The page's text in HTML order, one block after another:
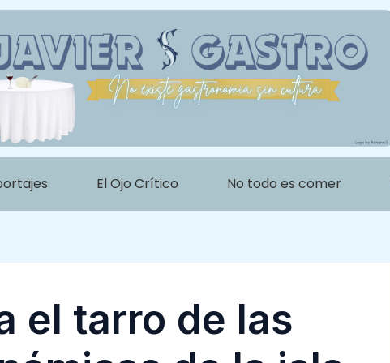
El Ojo Crítico No todo es comer
el tarro de las